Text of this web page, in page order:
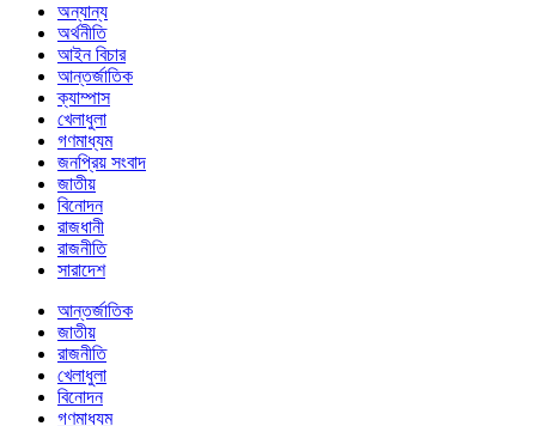
অন্যান্য
অর্থনীতি
আইন বিচার
আন্তর্জাতিক
ক্যাম্পাস
খেলাধুলা
গণমাধ্যম
জনপ্রিয় সংবাদ
জাতীয়
বিনোদন
রাজধানী
রাজনীতি
সারাদেশ
আন্তর্জাতিক
জাতীয়
রাজনীতি
খেলাধুলা
বিনোদন
গণমাধ্যম